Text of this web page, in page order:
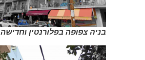
בניה צפופה בפלורנטין וחדישה